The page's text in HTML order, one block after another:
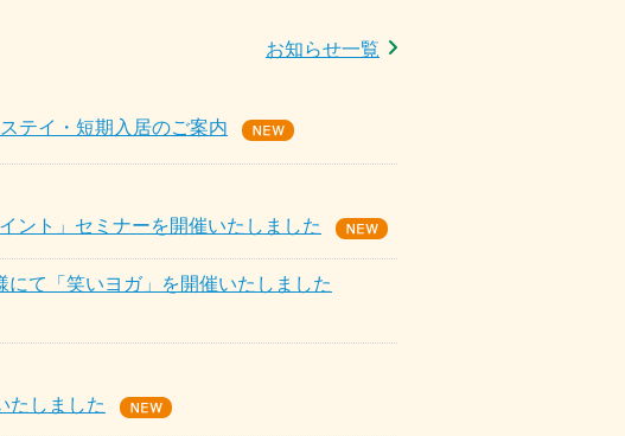
お知らせ一覧
テイ・短期入居のご案内
ント」セミナーを開催いたしました
にて「笑いヨガ」を開催いたしました
たしました